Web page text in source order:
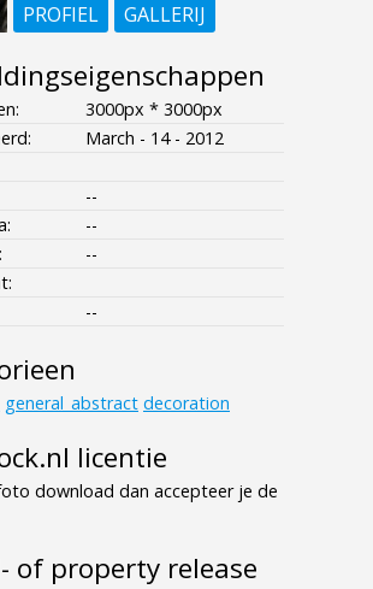
PROFIEL
GALLERIJ
3000px * 3000px
March - 14 - 2012
--
--
--
--
general_abstract decoration
licentie
download dan accepteer je de
of property release